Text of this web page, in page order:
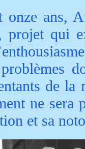
onze ans,
projet qui
de
ne sera
et sa